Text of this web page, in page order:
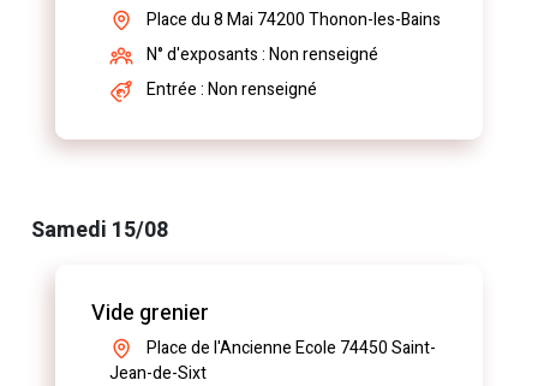
Place du 8 Mai 74200 Thonon-les-Bains
N° d'exposants : Non renseigné
Entrée : Non renseigné
Samedi 15/08
Vide grenier
Place de l'Ancienne Ecole 74450 Saint-
Jean-de-Sixt